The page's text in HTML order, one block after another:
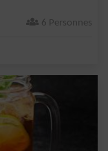
6 Personnes